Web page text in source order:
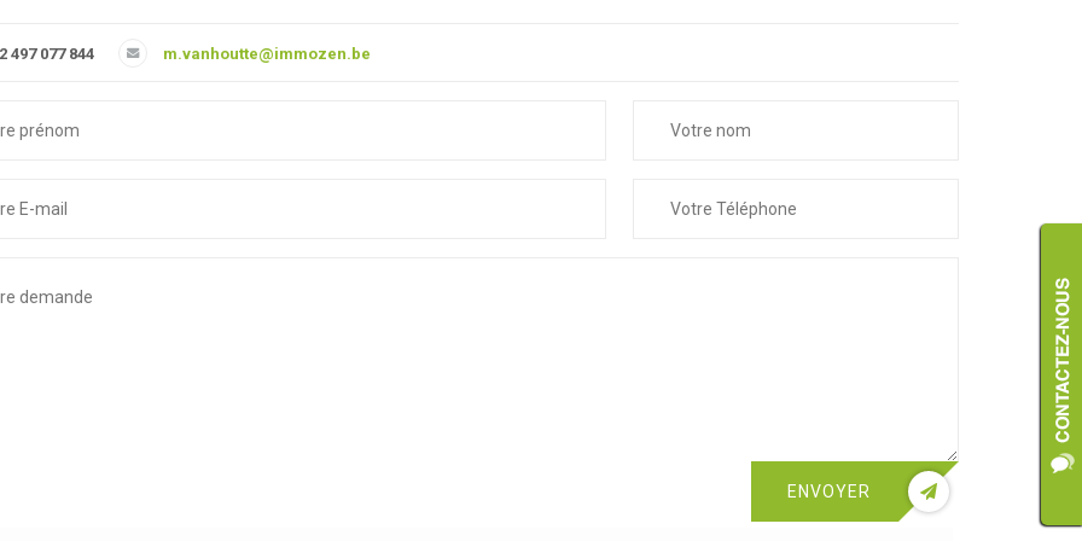
497 077 844 m.vanhoutte@immozen.be
ENVOYER